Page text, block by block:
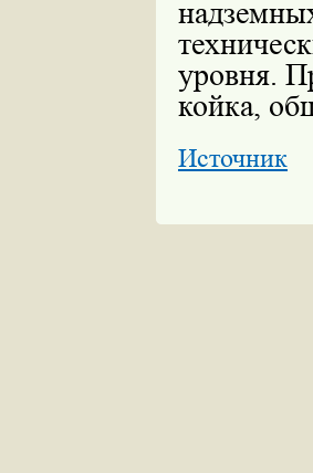
уровня.
койка,
Источник